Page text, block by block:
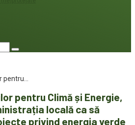
pentru…
pentru Climă și Energie,
locală ca să
privind energia verde